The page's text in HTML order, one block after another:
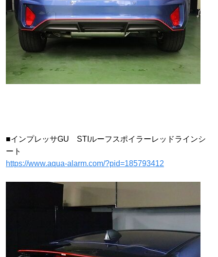
■インプレッサGU STIルーフスポイラーレッドラインシ
ート
https://www.aqua-alarm.com/?pid=185793412